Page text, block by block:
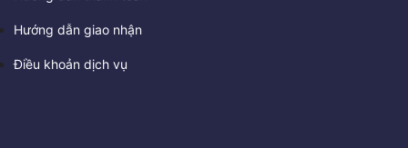
Hướng dẫn giao nhận
Điều khoản dịch vụ